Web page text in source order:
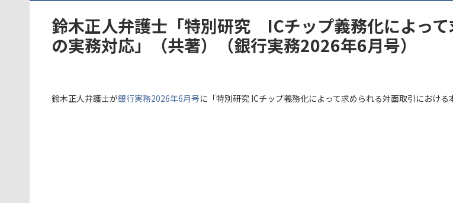
鈴木正人弁護士「特別研究 ICチップ義務化によっ
の実務対応」（共著）（銀行実務2026年6月号）
鈴木正人弁護士が銀行実務2026年6月号に「特別研究 ICチップ義務化によって求められる対面取引におけ